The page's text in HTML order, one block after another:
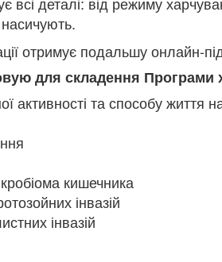
насичують.
отримує подальшу онлайн-
для складення Програми
активності та способу життя
кишечника
інвазій
інвазій